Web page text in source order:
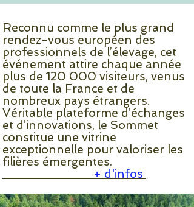
Reconnu comme le plus grand
rendez-vous européen des
professionnels de l’élevage, cet
événement attire chaque année
plus de 120 000 visiteurs, venus
de toute la France et de
nombreux pays étrangers.
Véritable plateforme d’échanges
et d’innovations, le Sommet
constitue une vitrine
exceptionnelle pour valoriser les
filières émergentes.
+ d'infos